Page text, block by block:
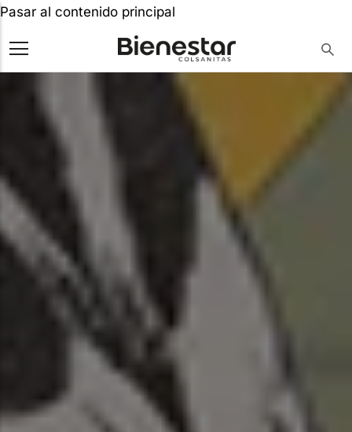
Pasar al contenido principal